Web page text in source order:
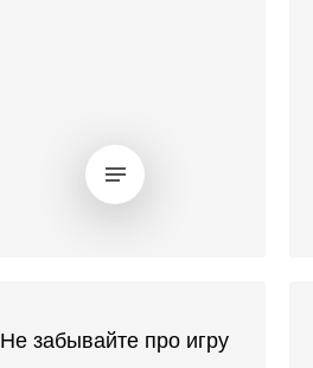
Не забывайте про игру